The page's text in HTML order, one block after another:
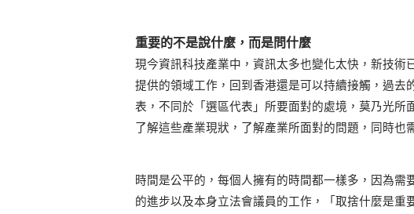
重要的不是說什麼，而是問什麼
現今資訊科技產業中，資訊太多也變化太快，新技
提供的領域工作，回到香港還是可以持續接觸，過
表，不同於「選區代表」所要面對的處境，莫乃光所
了解這些產業現狀，了解產業所面對的問題，同時
時間是公平的，每個人擁有的時間都一樣多，因為
的進步以及本身立法會議員的工作，「取捨什麼是